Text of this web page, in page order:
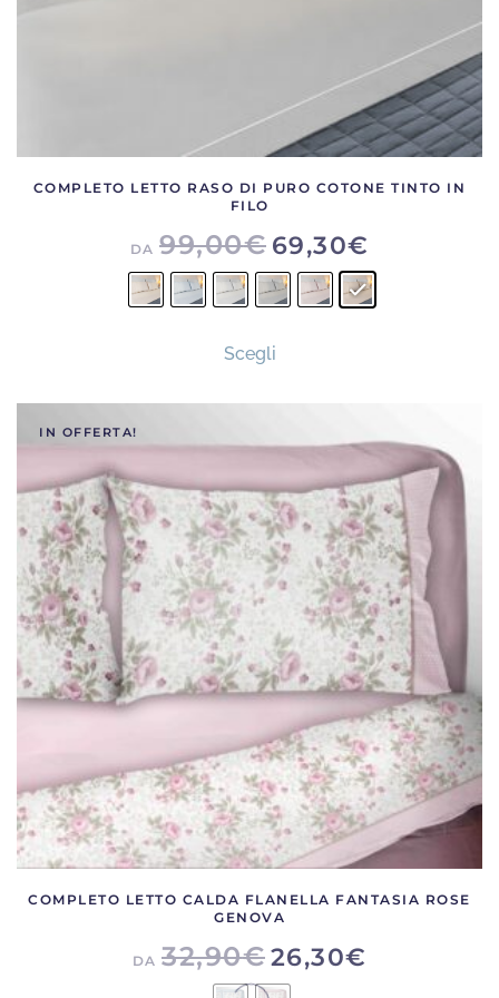
COMPLETO LETTO RASO DI PURO COTONE TINTO IN
FILO
DA 99,00€ 69,30€
Scegliprodotto
Le
opzioni
possono
essere
scelte
nella
pagina
del
prodotto
IN OFFERTA!
COMPLETO LETTO CALDA FLANELLA FANTASIA ROSE
GENOVA
DA 32,90€26,30€